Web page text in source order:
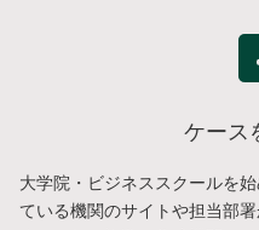
ケース
大学院・ビジネススクールを
ている機関のサイトや担当部